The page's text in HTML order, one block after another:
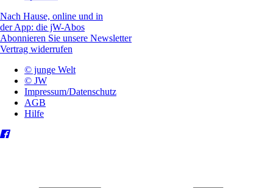
Nach Hause, online und in
der App: die jW-Abos
Abonnieren Sie unsere Newsletter
Vertrag widerrufen
© junge Welt
© JW
Impressum/Datenschutz
AGB
Hilfe